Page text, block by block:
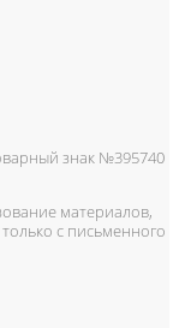
знак №395740
материалов,
с письменного